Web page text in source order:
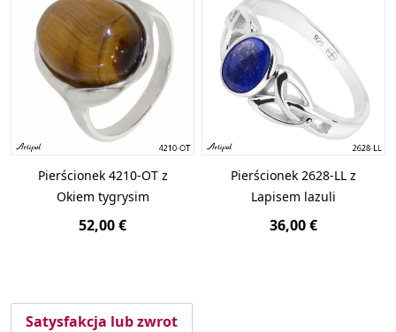
Pierścionek 4210-OT z
Okiem tygrysim
52,00 €
Pierścionek 2628-LL z
Lapisem lazuli
36,00 €
Satysfakcja lub zwrot